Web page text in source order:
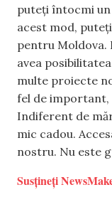
puteți întocmi
acest mod,
pentru Moldova.
avea
multe proiecte
fel de important,
Indiferent de
mic cadou.
nostru. Nu este
Susțineți